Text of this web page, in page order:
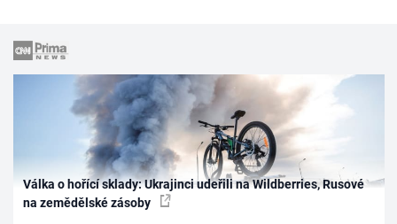
Válka o hořící sklady: Ukrajinci udeřili na Wildberries, Rusové
na zemědělské zásoby